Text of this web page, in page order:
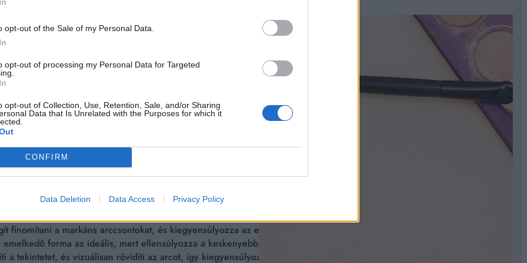
opt-out of the Sale of my Personal Data.
opt-out of processing my Personal Data for Targeted
opt-out of Collection, Use, Retention, Sale, and/or Sharing
Data that Is Unrelated with the Purposes for which it
CONFIRM
Data Deletion Data Access Privacy Policy
nagyon fontosak.
helyezi előtérbe. Lágy, enyhén ívelt, követi az arc természetes vonalát, így harmonikus és visszafogott hatást
választásnak tekinthető.
összhangja
az arcformához való illeszkedésben rejlik. A cél, hogy a szemöldök egyensúlyt teremtsen az arcvonások között
szemöldököt választani, mert optikailag nyújtja az arcot, és karcsúbb hatást kelt.
ívelt, természetes szemöldök a legelőnyösebb, mert harmonikusan követi az arcvonalat.
finomítani a markáns arccsontokat, és kiegyensúlyozza az erőteljes állvonalat.
forma az ideális, mert ellensúlyozza a keskenyebb állrészt, és kiemeli a szemeket.
a tekintetet, és vizuálisan rövidíti az arcot, így kiegyensúlyozottabb hatást ad.